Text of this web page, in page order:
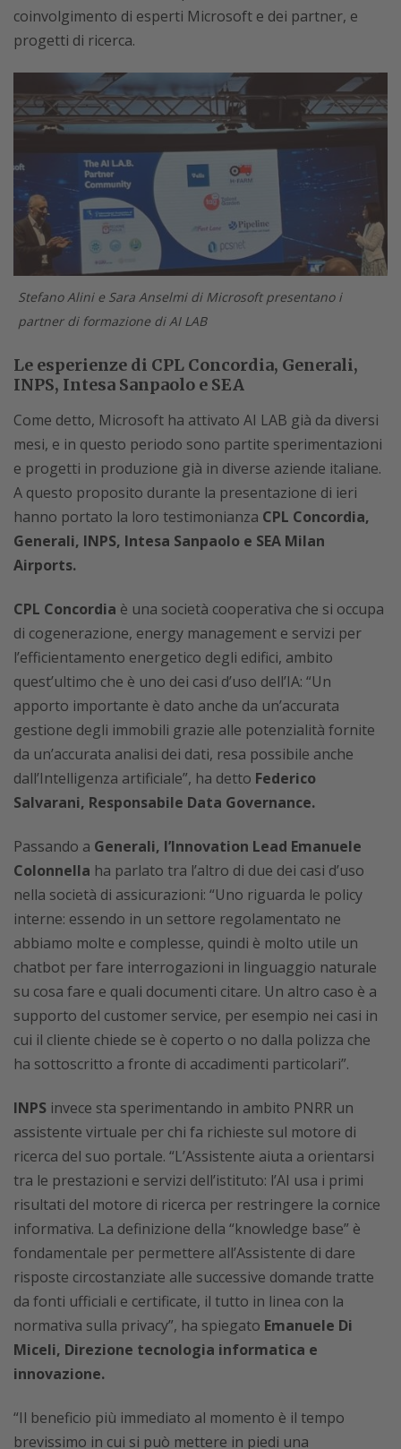
coinvolgimento di esperti Microsoft e dei partner, e
progetti di ricerca.
Stefano Alini e Sara Anselmi di Microsoft presentano i
partner di formazione di AI LAB
Le esperienze di CPL Concordia, Generali,
INPS, Intesa Sanpaolo e SEA
Come detto, Microsoft ha attivato AI LAB già da diversi
mesi, e in questo periodo sono partite sperimentazioni
e progetti in produzione già in diverse aziende italiane.
A questo proposito durante la presentazione di ieri
hanno portato la loro testimonianza CPL Concordia,
Generali, INPS, Intesa Sanpaolo e SEA Milan
Airports.
CPL Concordia è una società cooperativa che si occupa
di cogenerazione, energy management e servizi per
l’efficientamento energetico degli edifici, ambito
quest’ultimo che è uno dei casi d’uso dell’IA: “Un
apporto importante è dato anche da un’accurata
gestione degli immobili grazie alle potenzialità fornite
da un’accurata analisi dei dati, resa possibile anche
dall’Intelligenza artificiale”, ha detto Federico
Salvarani, Responsabile Data Governance.
Passando a Generali, l’Innovation Lead Emanuele
Colonnella ha parlato tra l’altro di due dei casi d’uso
nella società di assicurazioni: “Uno riguarda le policy
interne: essendo in un settore regolamentato ne
abbiamo molte e complesse, quindi è molto utile un
chatbot per fare interrogazioni in linguaggio naturale
su cosa fare e quali documenti citare. Un altro caso è a
supporto del customer service, per esempio nei casi in
cui il cliente chiede se è coperto o no dalla polizza che
ha sottoscritto a fronte di accadimenti particolari”.
INPS invece sta sperimentando in ambito PNRR un
assistente virtuale per chi fa richieste sul motore di
ricerca del suo portale. “L’Assistente aiuta a orientarsi
tra le prestazioni e servizi dell’istituto: l’AI usa i primi
risultati del motore di ricerca per restringere la cornice
informativa. La definizione della “knowledge base” è
fondamentale per permettere all’Assistente di dare
risposte circostanziate alle successive domande tratte
da fonti ufficiali e certificate, il tutto in linea con la
normativa sulla privacy”, ha spiegato Emanuele Di
Miceli, Direzione tecnologia informatica e
innovazione.
“Il beneficio più immediato al momento è il tempo
brevissimo in cui si può mettere in piedi una